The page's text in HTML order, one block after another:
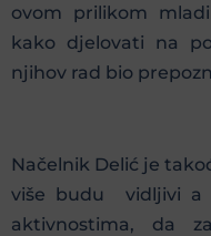
ovom prilikom
kako djelovati na
njihov rad bio
Načelnik Delić je
više budu vidljivi a
aktivnostima, da